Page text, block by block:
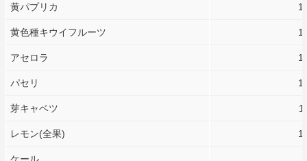
黄パプリカ
黄色種キウイフルーツ
アセロラ
パセリ
芽キャベツ
レモン(全果)
ケール